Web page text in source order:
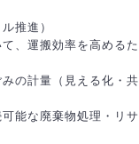
推進）
、運搬効率を高めるた
の計量（見える化・共
能な廃棄物処理・リサ